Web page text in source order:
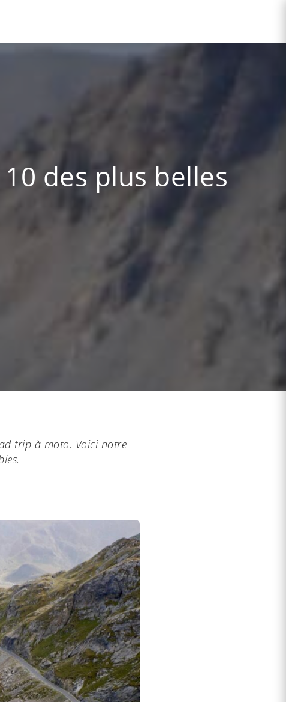
des plus belles
trip à moto. Voici notre